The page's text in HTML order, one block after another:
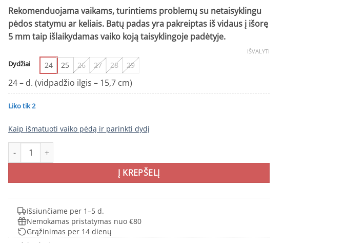
Rekomenduojama vaikams, turintiems problemų su netaisyklingu
pėdos statymu ar keliais. Batų padas yra pakreiptas iš vidaus į išorę
5 mm taip išlaikydamas vaiko koją taisyklingoje padėtyje.
Dydžiai 24 25 26 27 28 29
IŠVALYTI
24 – d. (vidpadžio ilgis – 15,7 cm)
Liko tik 2
Kaip išmatuoti vaiko pėdą ir parinkti dydį
produkto kiekis: Ponte20 Juodi batai su pašiltinimu 24-29 d. DA031589A. Batai vaikams
Į KREPŠELĮ
Išsiunčiame per 1–5 d.
Nemokamas pristatymas nuo €80
Grąžinimas per 14 dienų